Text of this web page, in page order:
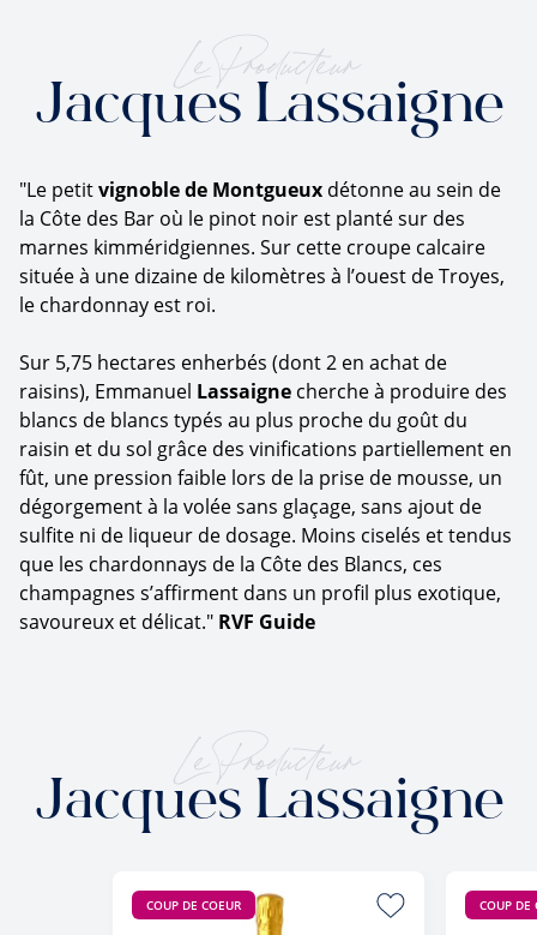
Le Producteur
Jacques Lassaigne
"Le petitvignoble de Montgueux détonne au sein de
la Côte des Bar où le pinot noir est planté sur des
marnes kimméridgiennes. Sur cette croupe calcaire
située à une dizaine de kilomètres à l’ouest de Troyes,
le chardonnay est roi.
Sur 5,75 hectares enherbés (dont 2 en achat de
raisins), Emmanuel Lassaigne cherche à produire des
blancs de blancs typés au plus proche du goût du
raisin et du sol grâce des vinifications partiellement en
fût, une pression faible lors de la prise de mousse, un
dégorgement à la volée sans glaçage, sans ajout de
sulfite ni de liqueur de dosage. Moins ciselés et tendus
que les chardonnays de la Côte des Blancs, ces
champagnes s’affirment dans un profil plus exotique,
savoureux et délicat." RVF Guide
Le Producteur
Jacques Lassaigne
COUP DE COEUR COUP DE